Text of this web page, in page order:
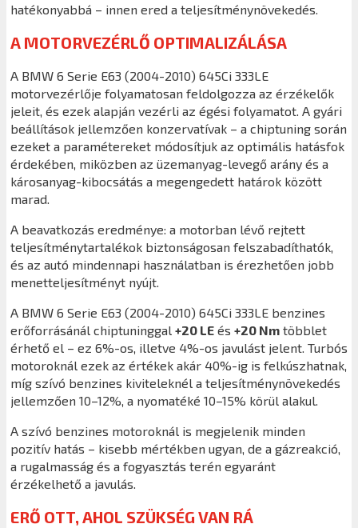
hatékonyabbá – innen ered a teljesítménynövekedés.
A MOTORVEZÉRLŐ OPTIMALIZÁLÁSA
A BMW 6 Serie E63 (2004-2010) 645Ci 333LE
motorvezérlője folyamatosan feldolgozza az érzékelők
jeleit, és ezek alapján vezérli az égési folyamatot. A gyári
beállítások jellemzően konzervatívak – a chiptuning során
ezeket a paramétereket módosítjuk az optimális hatásfok
érdekében, miközben az üzemanyag-levegő arány és a
károsanyag-kibocsátás a megengedett határok között
marad.
A beavatkozás eredménye: a motorban lévő rejtett
teljesítménytartalékok biztonságosan felszabadíthatók,
és az autó mindennapi használatban is érezhetően jobb
menetteljesítményt nyújt.
A BMW 6 Serie E63 (2004-2010) 645Ci 333LE benzines
erőforrásánál chiptuninggal +20 LE és +20 Nm többlet
érhető el – ez 6%-os, illetve 4%-os javulást jelent. Turbós
motoroknál ezek az értékek akár 40%-ig is felkúszhatnak,
míg szívó benzines kiviteleknél a teljesítménynövekedés
jellemzően 10–12%, a nyomatéké 10–15% körül alakul.
A szívó benzines motoroknál is megjelenik minden
pozitív hatás – kisebb mértékben ugyan, de a gázreakció,
a rugalmasság és a fogyasztás terén egyaránt
érzékelhető a javulás.
ERŐ OTT, AHOL SZÜKSÉG VAN RÁ